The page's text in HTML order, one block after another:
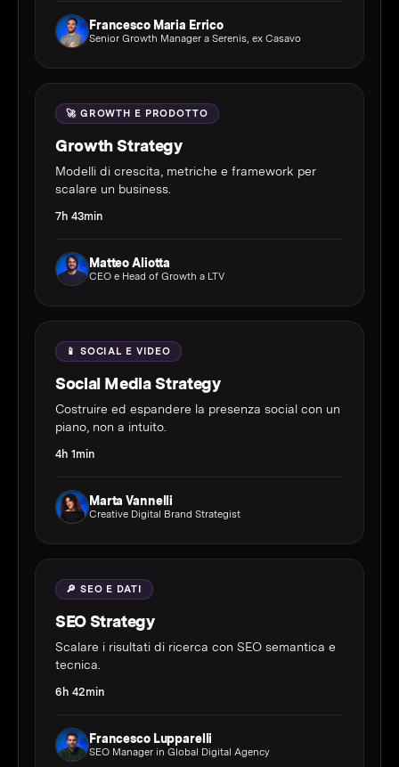
Francesco Maria Errico
Senior Growth Manager a Serenis, ex Casavo
🚀 GROWTH E PRODOTTO
Growth Strategy
Modelli di crescita, metriche e framework per
scalare un business.
7h 43min
Matteo Aliotta
CEO e Head of Growth a LTV
📱 SOCIAL E VIDEO
Social Media Strategy
Costruire ed espandere la presenza social con un
piano, non a intuito.
4h 1min
Marta Vannelli
Creative Digital Brand Strategist
🔎 SEO E DATI
SEO Strategy
Scalare i risultati di ricerca con SEO semantica e
tecnica.
6h 42min
Francesco Lupparelli
SEO Manager in Global Digital Agency